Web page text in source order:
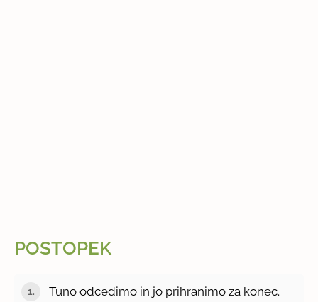
POSTOPEK
Tuno odcedimo in jo prihranimo za konec.